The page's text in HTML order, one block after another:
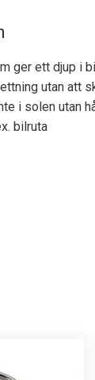
ger ett djup i
utan att
i solen utan
bilruta